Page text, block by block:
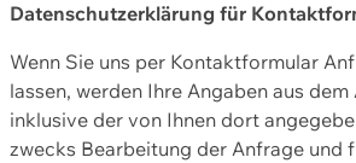
Datenschutzerklärung für
Wenn Sie uns per Kontaktformular
lassen, werden Ihre Angaben aus
inklusive der von Ihnen dort
zwecks Bearbeitung der Anfrage und